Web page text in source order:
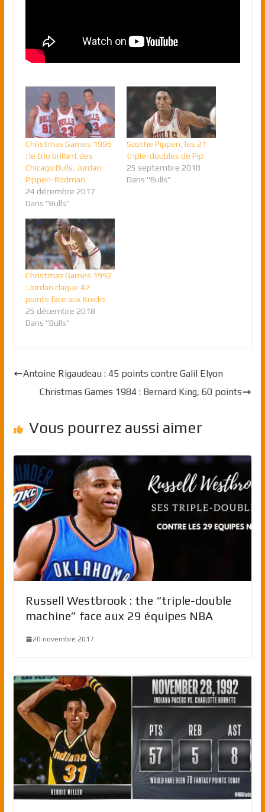
Christmas Games 1996
: le trio brillant des
Chicago Bulls, Jordan-
Pippen-Rodman
24 décembre 2017
Dans "Bulls"
Scottie Pippen, les 21
triple-doubles de Pip
25 septembre 2018
Dans "Bulls"
Christmas Games 1992
: Jordan claque 42
points face aux Knicks
25 décembre 2018
Dans "Bulls"
Antoine Rigaudeau : 45 points contre Galil Elyon
Christmas Games 1984 : Bernard King, 60 points
Vous pourrez aussi aimer
Russell Westbrook : the “triple-double
machine” face aux 29 équipes NBA
20 novembre 2017